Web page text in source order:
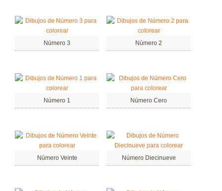
Número 3 Número 2
Número 1 Número Cero
Número Veinte Número Diecinueve